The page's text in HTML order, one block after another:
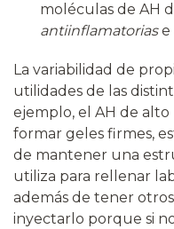
moléculas de AH
antiinflamatoriase
La variabilidad de
utilidades de las
ejemplo, el AH de
formar geles firmes,
de mantener una
utiliza para rellenar
además de tener
inyectarlo porque si